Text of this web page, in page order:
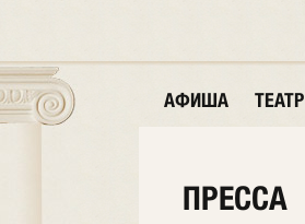
АФИША ТЕАТР
ПРЕССА